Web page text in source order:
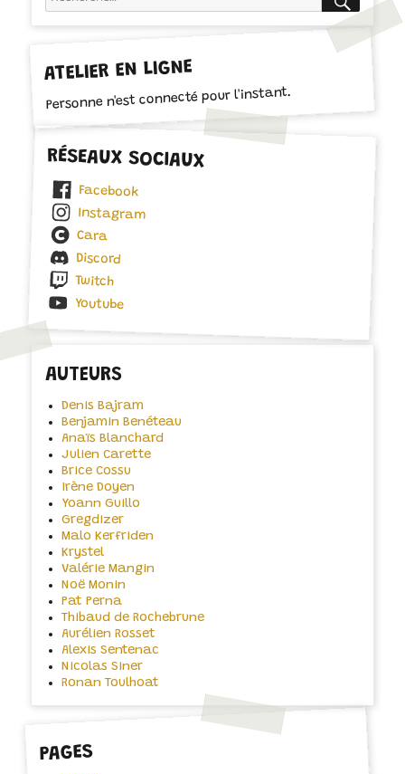
ATELIER EN LIGNE
Personne n'est connecté pour l'instant.
RÉSEAUX SOCIAUX
Facebook
Instagram
Cara
Discord
Twitch
Youtube
AUTEURS
Denis Bajram
Benjamin Benéteau
Anaïs Blanchard
Julien Carette
Brice Cossu
Irène Doyen
Yoann Guillo
Gregdizer
Malo Kerfriden
Krystel
Valérie Mangin
Noë Monin
Pat Perna
Thibaud de Rochebrune
Aurélien Rosset
Alexis Sentenac
Nicolas Siner
Ronan Toulhoat
PAGES